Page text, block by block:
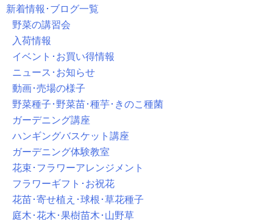
新着情報･ブログ一覧
野菜の講習会
入荷情報
イベント･お買い得情報
ニュース･お知らせ
動画･売場の様子
野菜種子･野菜苗･種芋･きのこ種菌
ガーデニング講座
ハンギングバスケット講座
ガーデニング体験教室
花束･フラワーアレンジメント
フラワーギフト･お祝花
花苗･寄せ植え･球根･草花種子
庭木･花木･果樹苗木･山野草